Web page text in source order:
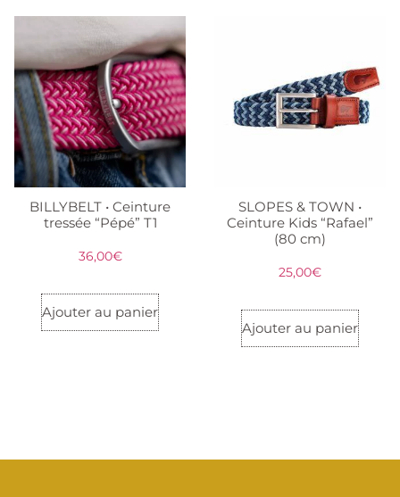
BILLYBELT • Ceinture
tressée “Pépé” T1
36,00€
Ajouter au panier
SLOPES & TOWN •
Ceinture Kids “Rafael”
(80 cm)
25,00€
Ajouter au panier